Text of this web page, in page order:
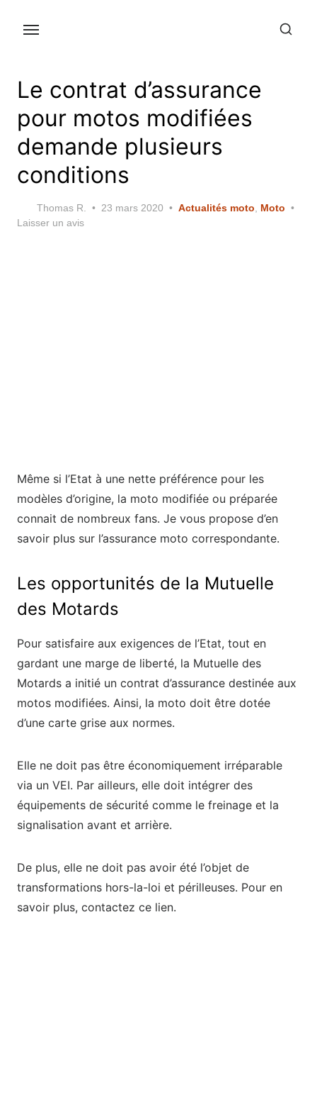
Le contrat d’assurance
pour motos modifiées
demande plusieurs
conditions
Thomas R.
Posted
23 mars 2020 Actualités moto
Moto
Laisser un avis
Même si l’Etat à une nette préférence pour les
modèles d’origine, la moto modifiée ou préparée
connait de nombreux fans. Je vous propose d’en
savoir plus sur l’assurance moto correspondante.
Les opportunités de la Mutuelle
des Motards
Pour satisfaire aux exigences de l’Etat, tout en
gardant une marge de liberté, la Mutuelle des
Motards a initié un contrat d’assurance destinée aux
motos modifiées. Ainsi, la moto doit être dotée
d’une carte grise aux normes.
Elle ne doit pas être économiquement irréparable
via un VEI. Par ailleurs, elle doit intégrer des
équipements de sécurité comme le freinage et la
signalisation avant et arrière.
De plus, elle ne doit pas avoir été l’objet de
transformations hors-la-loi et périlleuses. Pour en
savoir plus, contactez ce lien.